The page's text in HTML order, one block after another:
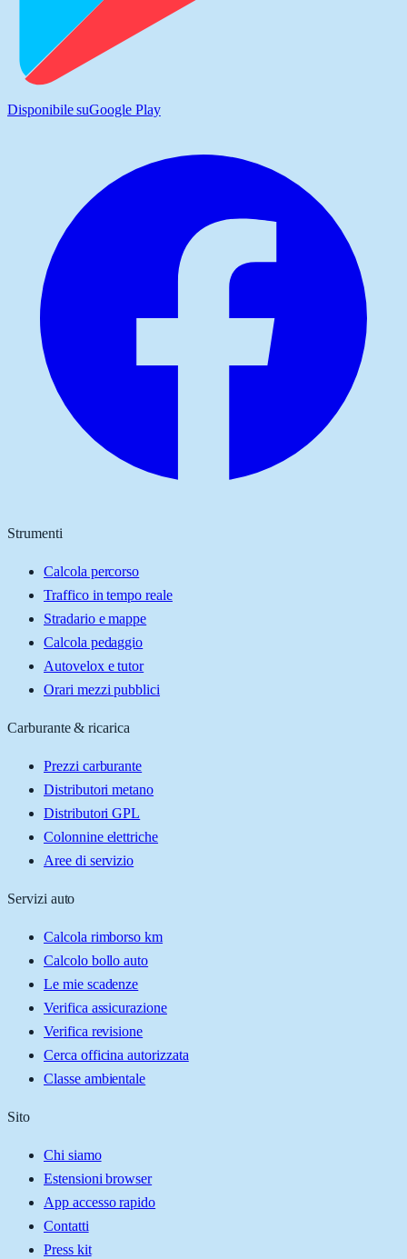
Disponibile suGoogle Play
Strumenti
Calcola percorso
Traffico in tempo reale
Stradario e mappe
Calcola pedaggio
Autovelox e tutor
Orari mezzi pubblici
Carburante & ricarica
Prezzi carburante
Distributori metano
Distributori GPL
Colonnine elettriche
Aree di servizio
Servizi auto
Calcola rimborso km
Calcolo bollo auto
Le mie scadenze
Verifica assicurazione
Verifica revisione
Cerca officina autorizzata
Classe ambientale
Sito
Chi siamo
Estensioni browser
App accesso rapido
Contatti
Press kit